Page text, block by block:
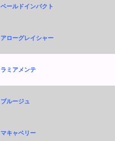
ベールドインパクト
アローグレイシャー
ラミアメンテ
ブルージュ
マキャベリー